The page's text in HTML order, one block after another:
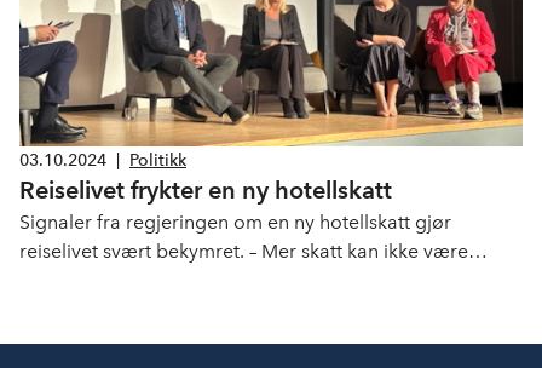
03.10.2024 Politikk
Reiselivet frykter en ny hotellskatt
Signaler fra regjeringen om en ny hotellskatt gjør
reiselivet svært bekymret. – Mer skatt kan ikke være